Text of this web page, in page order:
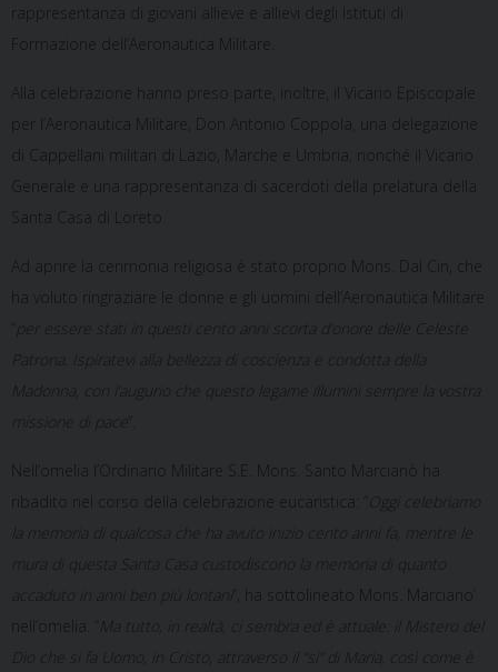
rappresentanza di giovani allieve e allievi degli Istituti di
Formazione dell’Aeronautica Militare.
Alla celebrazione hanno preso parte, inoltre, il Vicario Episcopale
per l’Aeronautica Militare, Don Antonio Coppola, una delegazione
di Cappellani militari di Lazio, Marche e Umbria, nonché il Vicario
Generale e una rappresentanza di sacerdoti della prelatura della
Santa Casa di Loreto.
Ad aprire la cerimonia religiosa è stato proprio Mons. Dal Cin, che
ha voluto ringraziare le donne e gli uomini dell’Aeronautica Militare
Madonna, con l’augurio che questo legame illumini sempre la vostra
Nell’omelia l’Ordinario Militare S.E. Mons. Santo Marcianò ha
ribadito nel corso della celebrazione eucaristica: “
“, ha sottolineato Mons. Marciano’
nell’omelia. “
Ma tutto, in realtà, ci sembra ed è attuale: il Mistero del
Dio che si fa Uomo, in Cristo, attraverso il “sì” di Maria, così come è